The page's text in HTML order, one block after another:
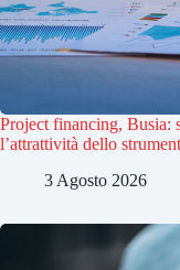
Project financing, Busia:
l’attrattività dello
3 Agosto 2026